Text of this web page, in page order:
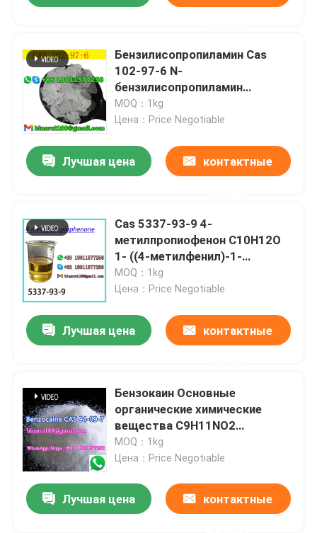
Бензилисопропиламин Cas
102-97-6 N-
бензилисопропиламин
высококачественный
кристалл
MOQ：1kg
Цена：Price Negotiable
Лучшая цена контактные
Cas 5337-93-9 4-
метилпропиофенон C10H12O
1- ((4-метилфенил)-1-
пропанон
MOQ：1kg
Цена：Price Negotiable
Лучшая цена контактные
Бензокаин Основные
органические химические
вещества C9H11NO2
Америкаин CAS 94-09-7
MOQ：1kg
Цена：Price Negotiable
Лучшая цена контактные